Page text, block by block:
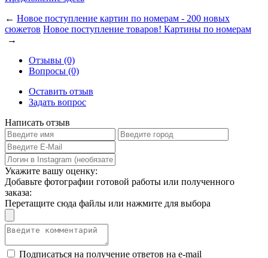
← Новое поступление картин по номерам - 200 новых
сюжетов Новое поступление товаров! Картины по номерам
→
Отзывы (0)
Вопросы (0)
Оставить отзыв
Задать вопрос
Написать отзыв
Укажите вашу оценку:
Добавьте фотографии готовой работы или полученного
заказа:
Перетащите сюда файлы или нажмите для выбора
Подписаться на получение ответов на e-mail